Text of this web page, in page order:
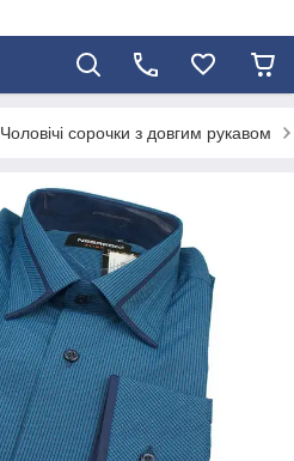
Чоловічі сорочки з довгим рукавом